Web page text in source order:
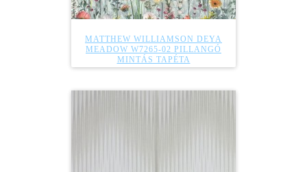
MATTHEW WILLIAMSON DEYA
MEADOW W7265-02 PILLANGÓ
MINTÁS TAPÉTA